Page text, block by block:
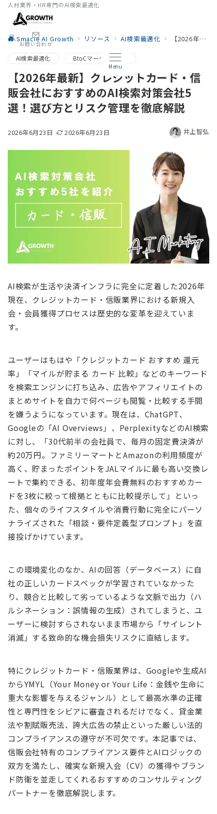
人材業界・HR専門のAI検索最適化
お問い合わせ
Menu
Smacie AI Growth リソース AI検索最適化 【2026年最新】クレジットカード・信販会社におすすめのAI検索対策会社5選！選び方とリスク管理を徹底解説
AI検索最適化 BtoCマーケティング
【2026年最新】クレジットカード・信
販会社におすすめのAI検索対策会社5
選！選び方とリスク管理を徹底解説
2026年6月23日 2026年6月23日 井上智弘
AI検索が生活や決済インフラに完全に定着した2026年
現在、クレジットカード・信販業界における新規入
会・会員獲得プロセスは歴史的な変革を迎えていま
す。
ユーザーはもはや「クレジットカード おすすめ 還元
率」「マイルが貯まる カード 比較」などのキーワード
を検索エンジンに打ち込み、広告やアフィリエイトの
まとめサイトを自力で何ページも閲覧・比較する手間
を嫌うようになっています。現在は、ChatGPT、
Googleの「AI Overviews」、PerplexityなどのAI検索
に対し、「30代前半の会社員で、毎月の固定費決済が
約20万円。ファミリーマートとAmazonの利用頻度が
高く、貯まったポイントをJALマイルに最も高い交換レ
ートで集約できる、初年度年会費無料のおすすめカー
ドを3枚に絞って根拠とともに比較提示して」といっ
た、個々のライフスタイルや消費行動に完全にパーソ
ナライズされた「相談・要件定義型プロンプト」を直
接投げかけています。
この環境変化のなか、AIの回答（データベース）に自
社の正しいカードスペックが学習されていなかった
り、競合と比較して劣っているような文脈で出力（ハ
ルシネーション：誤情報の生成）されてしまうと、ユ
ーザーに検討すらされないまま市場から「サイレント
消滅」する致命的な機会損失リスクに直結します。
特にクレジットカード・信販業界は、Googleや生成AI
からYMYL（Your Money or Your Life：金銭や生命に
重大な影響を与えるジャンル）として最高水準の正確
性と専門性をシビアに審査されるだけでなく、貸金業
法や割賦販売法、誇大広告の禁止といった厳しい法的
コンプライアンスの遵守が不可欠です。本記事では、
信販会社特有のコンプライアンス要件とAIロジックの
双方を満たし、確実な新規入会（CV）の獲得やブラン
ド防衛を並走してくれるおすすめのコンサルティング
パートナーを徹底解説します。